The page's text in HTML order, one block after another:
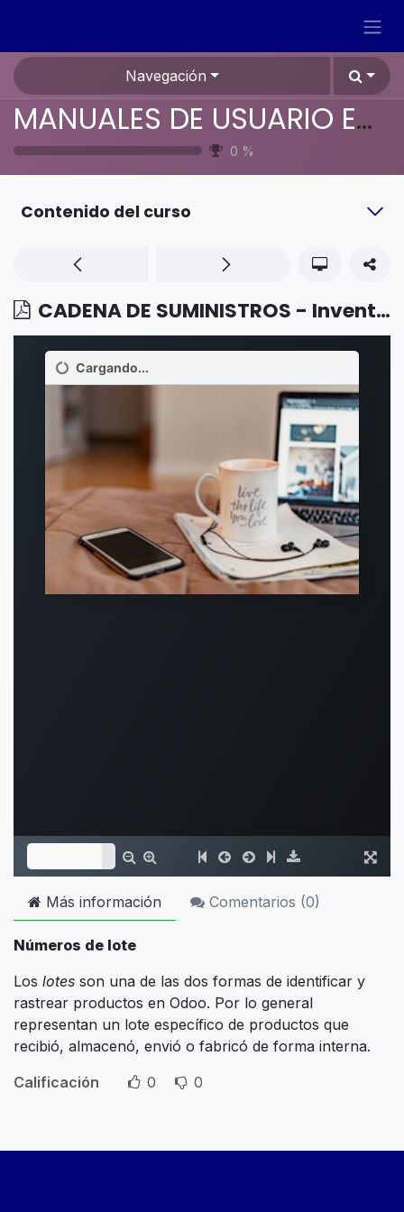
Navegación
MANUALES DE USUARIO EN ESPAÑOL ODOO 19
0 %
Contenido del curso
CADENA DE SUMINISTROS - Inventario - Números de lote
Más información Comentarios (0)
Números de lote
Los lotes son una de las dos formas de identificar y
rastrear productos en Odoo. Por lo general
representan un lote específico de productos que
recibió, almacenó, envió o fabricó de forma interna.
Calificación
0 0